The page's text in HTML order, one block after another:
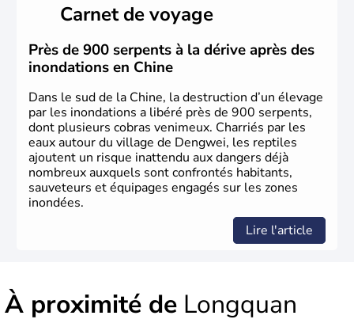
dynasties. La dynastie Qing a été la dernière à régner
jusqu'aux guerres de l'opium lorsque la Chine s'est
constituée comme nation et a retrouvé son indépendance
en 1945. Illustre pays en matière d'inventions avant-
gardistes, la Chine a été la première utilisatrice du papier,
de l'imprimerie à caractères mobiles, de la boussole et de
la poudre à canon.
Carnet de voyage
Près de 900 serpents à la dérive après des
inondations en Chine
Dans le sud de la Chine, la destruction d’un élevage
par les inondations a libéré près de 900 serpents,
dont plusieurs cobras venimeux. Charriés par les
eaux autour du village de Dengwei, les reptiles
ajoutent un risque inattendu aux dangers déjà
nombreux auxquels sont confrontés habitants,
sauveteurs et équipages engagés sur les zones
inondées.
Lire l'article
À proximité de Longquan